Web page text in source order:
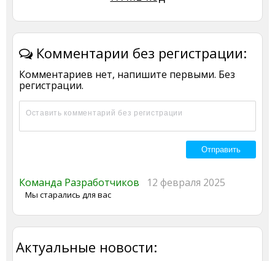
Комментарии без регистрации:
Комментариев нет, напишите первыми. Без
регистрации.
Команда Разработчиков 12 февраля 2025
Мы старались для вас
Актуальные новости: